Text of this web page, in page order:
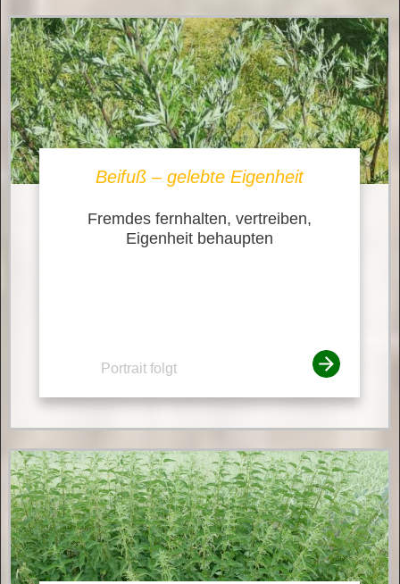
Beifuß – gelebte Eigenheit
Fremdes fernhalten, vertreiben,
Eigenheit behaupten
Portrait folgt